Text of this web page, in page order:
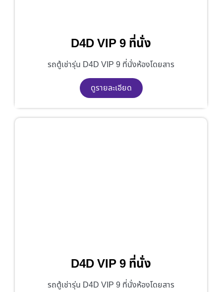
D4D VIP 9 ที่นั่ง
รถตู้เช่ารุ่น D4D VIP 9 ที่นั่งห้องโดยสาร
ดูรายละเอียด
D4D VIP 9 ที่นั่ง
รถตู้เช่ารุ่น D4D VIP 9 ที่นั่งห้องโดยสาร